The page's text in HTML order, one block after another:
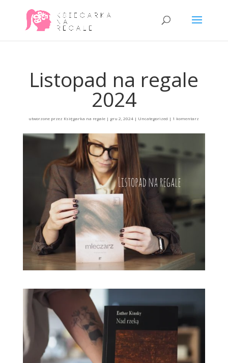
Listopad na regale
2024
utworzone przez Księgarka na regale | gru 2, 2024 | Uncategorized | 1 komentarz